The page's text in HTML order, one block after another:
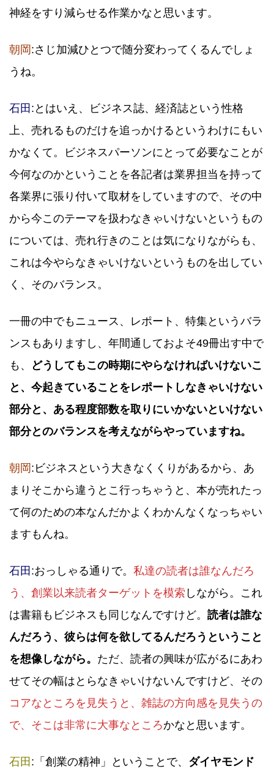
神経をすり減らせる作業かなと思います。
朝岡 :さじ加減ひとつで随分変わってくるんでしょ
うね。
石田 :とはいえ、ビジネス誌、経済誌という性格
上、売れるものだけを追っかけるというわけにもい
かなくて。ビジネスパーソンにとって必要なことが
今何なのかということを各記者は業界担当を持って
各業界に張り付いて取材をしていますので、その中
から今このテーマを扱わなきゃいけないというもの
については、売れ行きのことは気になりながらも、
これは今やらなきゃいけないというものを出してい
く、そのバランス。
一冊の中でもニュース、レポート、特集というバラ
ンスもありますし、年間通しておよそ49冊出す中で
も、 どうしてもこの時期にやらなければいけないこ
と、今起きていることをレポートしなきゃいけない
部分と、ある程度部数を取りにいかないといけない
部分とのバランスを考えながらやっていますね。
朝岡 :ビジネスという大きなくくりがあるから、あ
まりそこから違うとこ行っちゃうと、本が売れたっ
て何のための本なんだかよくわかんなくなっちゃい
ますもんね。
石田 :おっしゃる通りで。 私達の読者は誰なんだろ
う、創業以来読者ターゲットを模索 しながら。これ
は書籍もビジネスも同じなんですけど。 読者は誰な
んだろう、彼らは何を欲してるんだろうということ
を想像しながら。 ただ、読者の興味が広がるにあわ
せてその幅はとらなきゃいけないんですけど、その
コアなところを見失うと、雑誌の方向感を見失うの
で、そこは非常に大事なところかなと思います。
石田 :「創業の精神」ということで、 ダイヤモンド